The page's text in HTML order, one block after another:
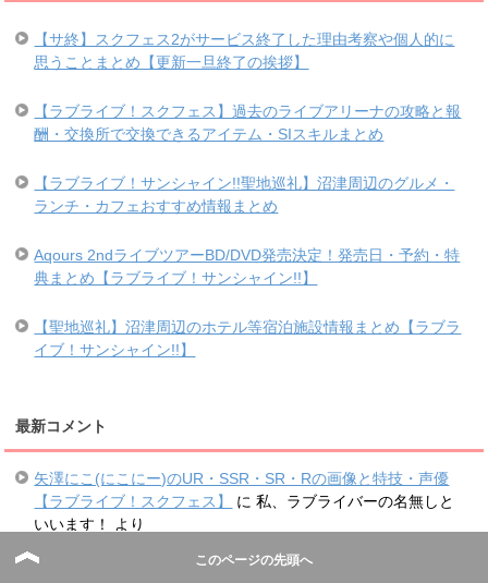
【サ終】スクフェス2がサービス終了した理由考察や個人的に
思うことまとめ【更新一旦終了の挨拶】
【ラブライブ！スクフェス】過去のライブアリーナの攻略と報
酬・交換所で交換できるアイテム・SIスキルまとめ
【ラブライブ！サンシャイン!!聖地巡礼】沼津周辺のグルメ・
ランチ・カフェおすすめ情報まとめ
Aqours 2ndライブツアーBD/DVD発売決定！発売日・予約・特
典まとめ【ラブライブ！サンシャイン!!】
【聖地巡礼】沼津周辺のホテル等宿泊施設情報まとめ【ラブラ
イブ！サンシャイン!!】
最新コメント
矢澤にこ(にこにー)のUR・SSR・SR・Rの画像と特技・声優
【ラブライブ！スクフェス】
に私、ラブライバーの名無しと
いいます！
より
【ネタバレ】劇場版ラブライブ！サンシャイン!!映画の感想・
このページの先頭へ